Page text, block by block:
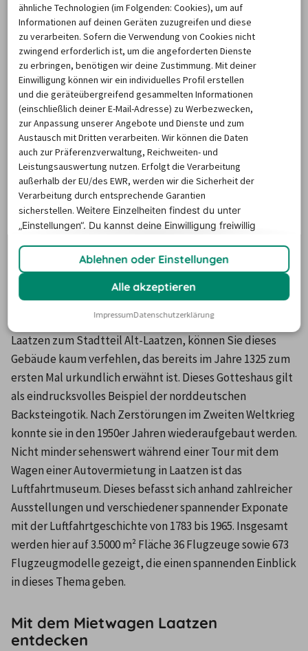
Mietwagen Laatzen
Die Stadt Laatzen liegt im Süden der Landeshauptstadt
Hannover im Bundesland von Niedersachsen. Dank der
landschaftlich sehr reizvollen Lage entlang des Flusses
Leine und der großen Nähe zu den Naturräumen
Kronberg und Bockmersholz ist der Ort seit jeher ein
beliebtes Ausflugs- und Urlaubsziel, das mit einem
Mietwagen in Laatzen bequem erfahren werden kann
Attraktionen und Sehenswürdigkeiten
in Laatzen
Beginnen Sie Ihre Tour mit dem Wagen einer
Autovermietung in Laatzen am besten an der gotischen
Backsteinkapelle. Fahren Sie mit dem Mietwagen in
Laatzen zum Stadtteil Alt-Laatzen, können Sie dieses
Gebäude kaum verfehlen, das bereits im Jahre 1325 zum
ersten Mal urkundlich erwähnt ist. Dieses Gotteshaus gilt
als eindrucksvolles Beispiel der norddeutschen
Backsteingotik. Nach Zerstörungen im Zweiten Weltkrieg
konnte sie in den 1950er Jahren wiederaufgebaut werden.
Nicht minder sehenswert während einer Tour mit dem
Wagen einer Autovermietung in Laatzen ist das
Luftfahrtmuseum. Dieses befasst sich anhand zahlreicher
Ausstellungen und verschiedener spannender Exponate
mit der Luftfahrtgeschichte von 1783 bis 1965. Insgesamt
werden hier auf 3.5000 m² Fläche 36 Flugzeuge sowie 673
Flugzeugmodelle gezeigt, die einen spannenden Einblick
in dieses Thema geben.
Mit dem Mietwagen Laatzen
entdecken
ähnliche Technologien (im Folgenden: Cookies), um auf
Informationen auf deinen Geräten zuzugreifen und diese
zu verarbeiten. Sofern die Verwendung von Cookies nicht
zwingend erforderlich ist, um die angeforderten Dienste
zu erbringen, benötigen wir deine Zustimmung. Mit deiner
Einwilligung können wir ein individuelles Profil erstellen
und die geräteübergreifend gesammelten Informationen
(einschließlich deiner E-Mail-Adresse) zu Werbezwecken,
zur Anpassung unserer Angebote und Dienste und zum
Austausch mit Dritten verarbeiten. Wir können die Daten
auch zur Präferenzverwaltung, Reichweiten- und
Leistungsauswertung nutzen. Erfolgt die Verarbeitung
außerhalb der EU/des EWR, werden wir die Sicherheit der
Verarbeitung durch entsprechende Garantien
sicherstellen.Weitere Einzelheiten findest du unter
„Einstellungen“. Du kannst deine Einwilligung freiwillig
Ablehnen oder Einstellungen
Alle akzeptieren
ImpressumDatenschutzerklärung